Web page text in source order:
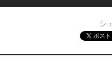
シ
ポスト